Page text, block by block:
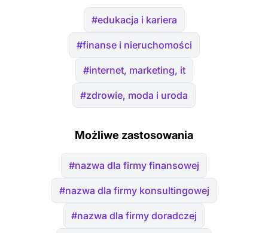
#edukacja i kariera
#finanse i nieruchomości
#internet, marketing, it
#zdrowie, moda i uroda
Możliwe zastosowania
#nazwa dla firmy finansowej
#nazwa dla firmy konsultingowej
#nazwa dla firmy doradczej